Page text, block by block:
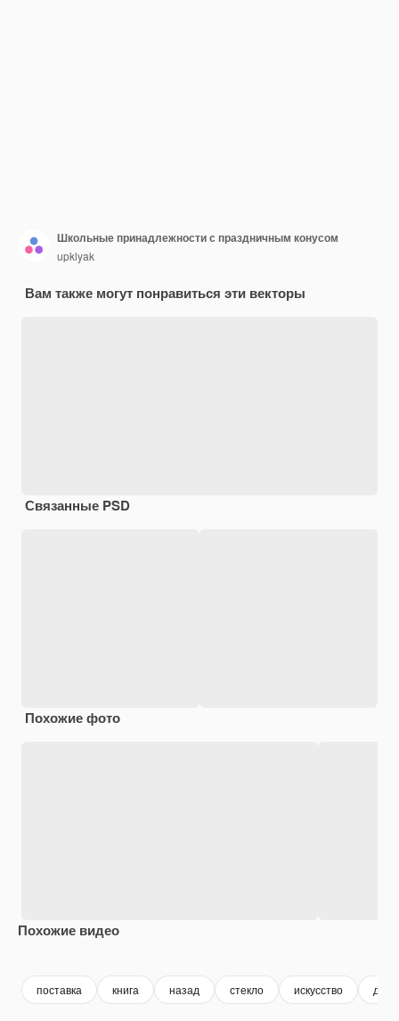
Школьные принадлежности с праздничным конусом
upklyak
Вам также могут понравиться эти векторы
Связанные PSD
Похожие фото
Похожие видео
поставка книга назад стекло искусство